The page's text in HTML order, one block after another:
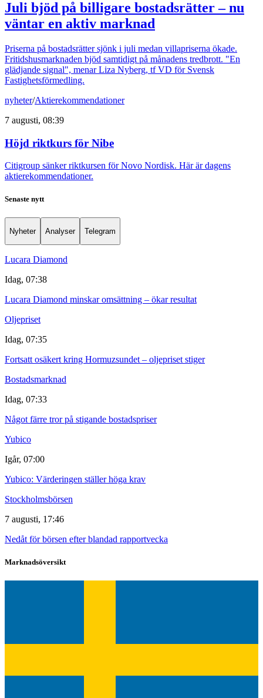
Juli bjöd på billigare bostadsrätter – nu
väntar en aktiv marknad
Priserna på bostadsrätter sjönk i juli medan villapriserna ökade.
Fritidshusmarknaden bjöd samtidigt på månadens tredbrott. "En
glädjande signal", menar Liza Nyberg, tf VD för Svensk
Fastighetsförmedling.
nyheter/Aktierekommendationer
7 augusti, 08:39
Höjd riktkurs för Nibe
Citigroup sänker riktkursen för Novo Nordisk. Här är dagens
aktierekommendationer.
Senaste nytt
Nyheter Analyser Telegram
Lucara Diamond
Idag, 07:38
Lucara Diamond minskar omsättning – ökar resultat
Oljepriset
Idag, 07:35
Fortsatt osäkert kring Hormuzsundet – oljepriset stiger
Bostadsmarknad
Idag, 07:33
Något färre tror på stigande bostadspriser
Yubico
Igår, 07:00
Yubico: Värderingen ställer höga krav
Stockholmsbörsen
7 augusti, 17:46
Nedåt för börsen efter blandad rapportvecka
Marknadsöversikt